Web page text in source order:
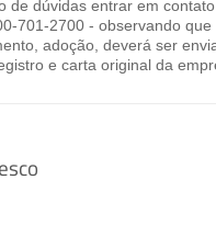
de dúvidas entrar em
701-2700 - observando
adoção, deverá ser
e carta original da